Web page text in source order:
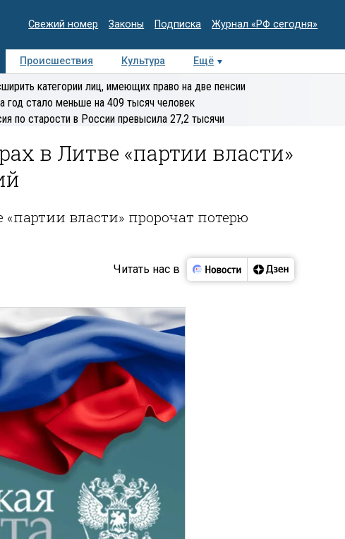
Свежий номер Законы Подписка Журнал «РФ сегодня»
Происшествия Культура Ещё
Интервью Колумнисты
Деловая
категории лиц, имеющих право на две пенсии
год стало меньше на 409 тысяч человек
по старости в России превысила 27,2 тысячи
в Литве «партии власти»
власти» пророчат потерю
Читать нас в